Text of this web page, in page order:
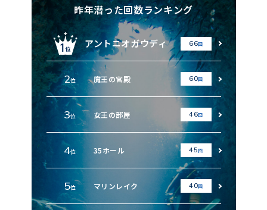
昨年潜った回数ランキング
アントニオガウディ 66回
2位 魔王の宮殿 60回
3位 女王の部屋 46回
4位 35ホール 45回
5位 マリンレイク 40回